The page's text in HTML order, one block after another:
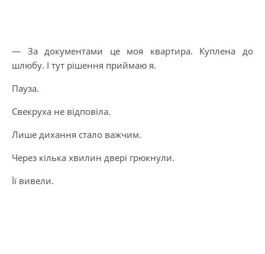
— За документами це моя квартира. Куплена до
шлюбу. І тут рішення приймаю я.
Пауза.
Свекруха не відповіла.
Лише дихання стало важчим.
Через кілька хвилин двері грюкнули.
Її вивели.